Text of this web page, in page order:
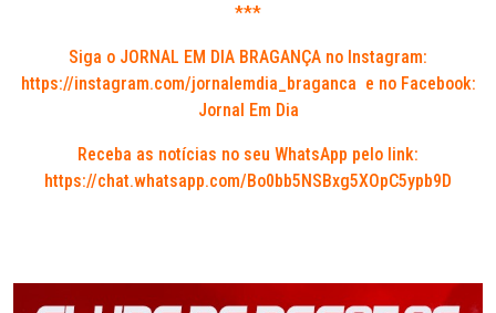
***
Siga o JORNAL EM DIA BRAGANÇA no Instagram:
https://instagram.com/jornalemdia_braganca e no Facebook:
Jornal Em Dia
Receba as notícias no seu WhatsApp pelo link:
https://chat.whatsapp.com/Bo0bb5NSBxg5XOpC5ypb9D